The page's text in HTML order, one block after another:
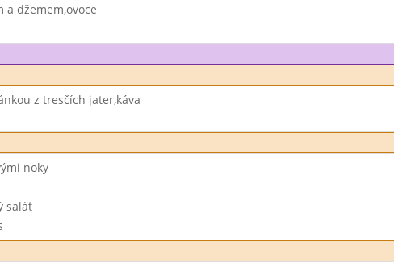
a džemem,ovoce
z tresčích jater,káva
noky
salát